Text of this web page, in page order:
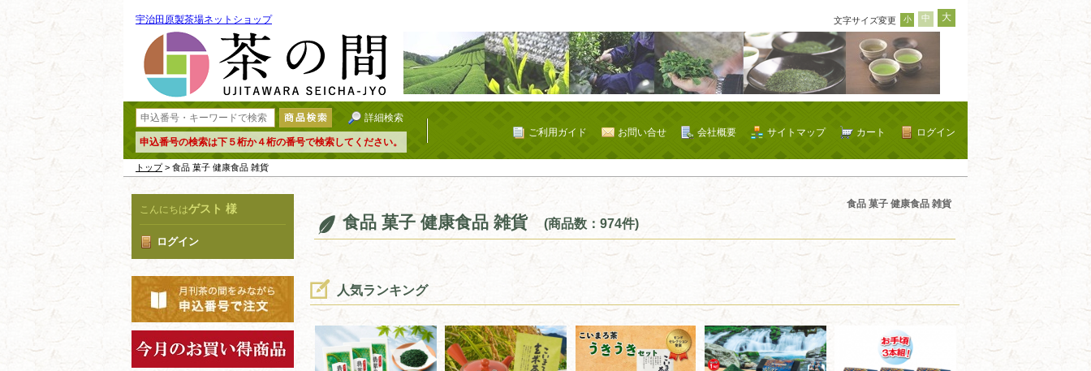
宇治田原製茶場ネットショップ 文字サイズ変更 小 中 大
詳細検索
申込番号の検索は下５桁か４桁の番号で検索してください。
ログイン
カート
サイトマップ
会社概要
お問い合せ
ご利用ガイド
トップ> 食品 菓子 健康食品 雑貨
こんにちはゲスト 様
ログイン
食品 菓子 健康食品 雑貨
食品 菓子 健康食品 雑貨 (商品数：974件)
人気ランキング